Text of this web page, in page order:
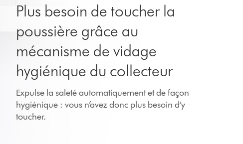
Plus besoin de toucher la
poussière grâce au
mécanisme de vidage
hygiénique du collecteur
Expulse la saleté automatiquement et de façon
hygiénique : vous n’avez donc plus besoin d'y
toucher.